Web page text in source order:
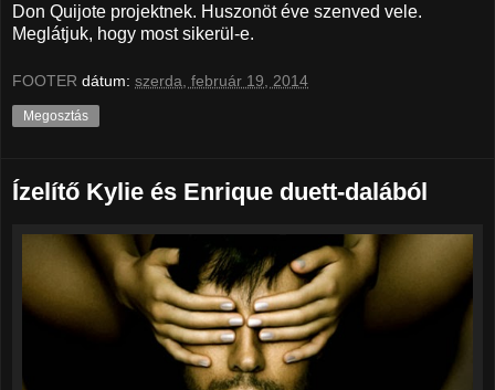
Don Quijote projektnek. Huszonöt éve szenved vele.
Meglátjuk, hogy most sikerül-e.
FOOTER dátum: szerda, február 19, 2014
Megosztás
Ízelítő Kylie és Enrique duett-dalából